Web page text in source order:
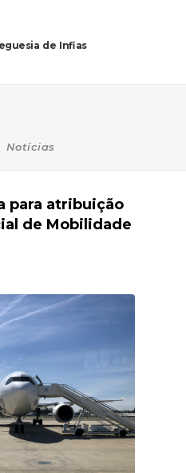
de Infias
Notícias
para atribuição
de Mobilidade